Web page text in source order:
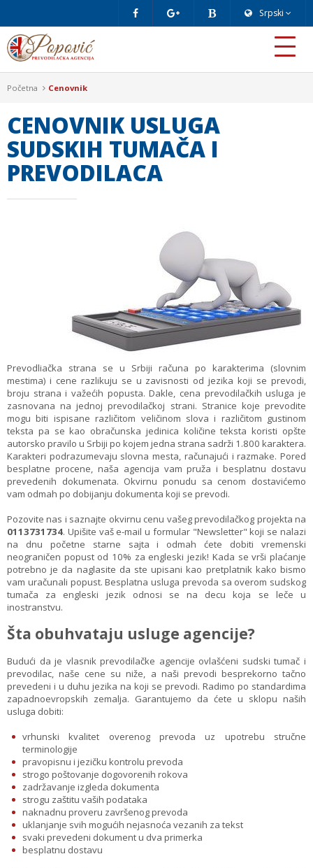
Srpski
Početna Cenovnik
CENOVNIK USLUGA
SUDSKIH TUMAČA I
PREVODILACA
Prevodliačka strana se u Srbiji računa po karakterima (slovnim
mestima) i cene razlikuju se u zavisnosti od jezika koji se prevodi,
broju strana i važećih popusta. Dakle, cena prevodilačkih usluga je
zasnovana na jednoj prevodilačkoj strani. Stranice koje prevodite
mogu biti ispisane različitom veličinom slova i različitom gustinom
teksta pa se kao obračunska jedinica količine teksta koristi opšte
autorsko pravilo u Srbiji po kojem jedna strana sadrži 1.800 karaktera.
Karakteri podrazumevaju slovna mesta, računajući i razmake. Pored
besplatne procene, naša agencija vam pruža i besplatnu dostavu
prevedenih dokumenata. Okvirnu ponudu sa cenom dostavićemo
vam odmah po dobijanju dokumenta koji se prevodi.
Pozovite nas i saznajte okvirnu cenu vašeg prevodilačkog projekta na
0113731734. Upišite vaš e-mail u formular "Newsletter" koji se nalazi
na dnu početne starne sajta i odmah ćete dobiti vremenski
neograničen popust od 10% za engleski jezik! Kada se vrši plaćanje
potrebno je da naglasite da ste upisani kao pretplatnik kako bismo
vam uračunali popust. Besplatna usluga prevoda sa overom sudskog
tumača za engleski jezik odnosi se na decu koja se leče u
inostranstvu.
Šta obuhvataju usluge agencije?
Budući da je vlasnik prevodilačke agencije ovlašćeni sudski tumač i
prevodilac, naše cene su niže, a naši prevodi besprekorno tačno
prevedeni i u duhu jezika na koji se prevodi. Radimo po standardima
zapadnoevropskih zemalja. Garantujemo da ćete u sklopu naših
usluga dobiti:
vrhunski kvalitet overenog prevoda uz upotrebu stručne
terminologije
pravopisnu i jezičku kontrolu prevoda
strogo poštovanje dogovorenih rokova
zadržavanje izgleda dokumenta
strogu zaštitu vaših podataka
naknadnu proveru završenog prevoda
uklanjanje svih mogućih nejasnoća vezanih za tekst
svaki prevedeni dokument u dva primerka
besplatnu dostavu